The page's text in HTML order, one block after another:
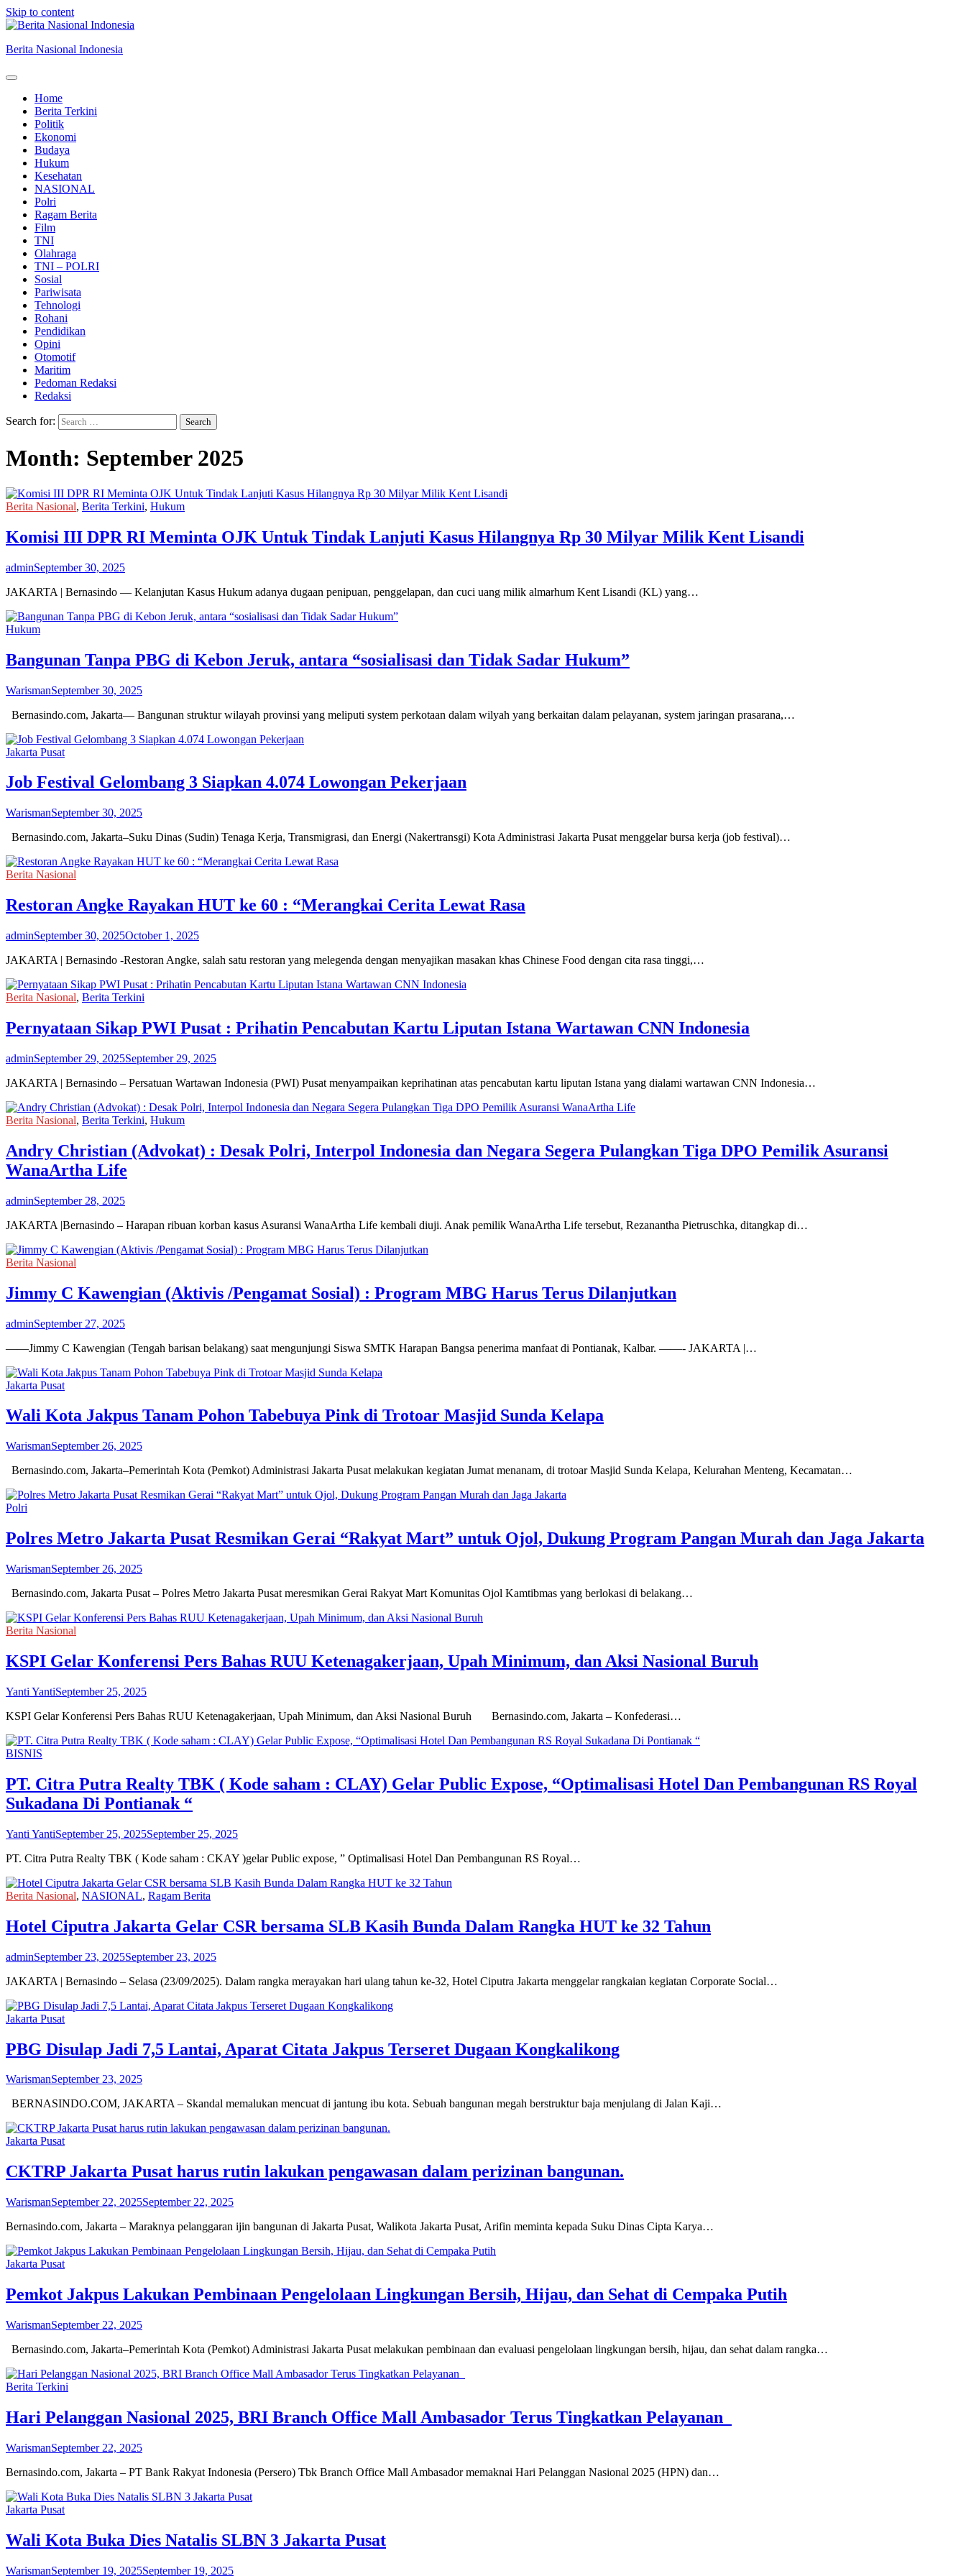
Skip to content
Berita Nasional Indonesia
Home
Berita Terkini
Politik
Ekonomi
Budaya
Hukum
Kesehatan
NASIONAL
Polri
Ragam Berita
Film
TNI
Olahraga
TNI – POLRI
Sosial
Pariwisata
Tehnologi
Rohani
Pendidikan
Opini
Otomotif
Maritim
Pedoman Redaksi
Redaksi
Search for:
Month: September 2025
Berita Nasional, Berita Terkini, Hukum
Komisi III DPR RI Meminta OJK Untuk Tindak Lanjuti Kasus Hilangnya Rp 30 Milyar Milik Kent Lisandi
adminSeptember 30, 2025
JAKARTA | Bernasindo — Kelanjutan Kasus Hukum adanya dugaan penipuan, penggelapan, dan cuci uang milik almarhum Kent Lisandi (KL) yang…
Hukum
Bangunan Tanpa PBG di Kebon Jeruk, antara “sosialisasi dan Tidak Sadar Hukum”
WarismanSeptember 30, 2025
Bernasindo.com, Jakarta— Bangunan struktur wilayah provinsi yang meliputi system perkotaan dalam wilyah yang berkaitan dalam pelayanan, system jaringan prasarana,…
Jakarta Pusat
Job Festival Gelombang 3 Siapkan 4.074 Lowongan Pekerjaan
WarismanSeptember 30, 2025
Bernasindo.com, Jakarta–Suku Dinas (Sudin) Tenaga Kerja, Transmigrasi, dan Energi (Nakertransgi) Kota Administrasi Jakarta Pusat menggelar bursa kerja (job festival)…
Berita Nasional
Restoran Angke Rayakan HUT ke 60 : “Merangkai Cerita Lewat Rasa
adminSeptember 30, 2025October 1, 2025
JAKARTA | Bernasindo -Restoran Angke, salah satu restoran yang melegenda dengan menyajikan masakan khas Chinese Food dengan cita rasa tinggi,…
Berita Nasional, Berita Terkini
Pernyataan Sikap PWI Pusat : Prihatin Pencabutan Kartu Liputan Istana Wartawan CNN Indonesia
adminSeptember 29, 2025September 29, 2025
JAKARTA | Bernasindo – Persatuan Wartawan Indonesia (PWI) Pusat menyampaikan keprihatinan atas pencabutan kartu liputan Istana yang dialami wartawan CNN Indonesia…
Berita Nasional, Berita Terkini, Hukum
Andry Christian (Advokat) : Desak Polri, Interpol Indonesia dan Negara Segera Pulangkan Tiga DPO Pemilik Asuransi
WanaArtha Life
adminSeptember 28, 2025
JAKARTA |Bernasindo – Harapan ribuan korban kasus Asuransi WanaArtha Life kembali diuji. Anak pemilik WanaArtha Life tersebut, Rezanantha Pietruschka, ditangkap di…
Berita Nasional
Jimmy C Kawengian (Aktivis /Pengamat Sosial) : Program MBG Harus Terus Dilanjutkan
adminSeptember 27, 2025
——Jimmy C Kawengian (Tengah barisan belakang) saat mengunjungi Siswa SMTK Harapan Bangsa penerima manfaat di Pontianak, Kalbar. ——- JAKARTA |…
Jakarta Pusat
Wali Kota Jakpus Tanam Pohon Tabebuya Pink di Trotoar Masjid Sunda Kelapa
WarismanSeptember 26, 2025
Bernasindo.com, Jakarta–Pemerintah Kota (Pemkot) Administrasi Jakarta Pusat melakukan kegiatan Jumat menanam, di trotoar Masjid Sunda Kelapa, Kelurahan Menteng, Kecamatan…
Polri
Polres Metro Jakarta Pusat Resmikan Gerai “Rakyat Mart” untuk Ojol, Dukung Program Pangan Murah dan Jaga Jakarta
WarismanSeptember 26, 2025
Bernasindo.com, Jakarta Pusat – Polres Metro Jakarta Pusat meresmikan Gerai Rakyat Mart Komunitas Ojol Kamtibmas yang berlokasi di belakang…
Berita Nasional
KSPI Gelar Konferensi Pers Bahas RUU Ketenagakerjaan, Upah Minimum, dan Aksi Nasional Buruh
Yanti YantiSeptember 25, 2025
KSPI Gelar Konferensi Pers Bahas RUU Ketenagakerjaan, Upah Minimum, dan Aksi Nasional Buruh Bernasindo.com, Jakarta – Konfederasi…
BISNIS
PT. Citra Putra Realty TBK ( Kode saham : CLAY) Gelar Public Expose, “Optimalisasi Hotel Dan Pembangunan RS Royal
Sukadana Di Pontianak “
Yanti YantiSeptember 25, 2025September 25, 2025
PT. Citra Putra Realty TBK ( Kode saham : CKAY )gelar Public expose, ” Optimalisasi Hotel Dan Pembangunan RS Royal…
Berita Nasional, NASIONAL, Ragam Berita
Hotel Ciputra Jakarta Gelar CSR bersama SLB Kasih Bunda Dalam Rangka HUT ke 32 Tahun
adminSeptember 23, 2025September 23, 2025
JAKARTA | Bernasindo – Selasa (23/09/2025). Dalam rangka merayakan hari ulang tahun ke-32, Hotel Ciputra Jakarta menggelar rangkaian kegiatan Corporate Social…
Jakarta Pusat
PBG Disulap Jadi 7,5 Lantai, Aparat Citata Jakpus Terseret Dugaan Kongkalikong
WarismanSeptember 23, 2025
BERNASINDO.COM, JAKARTA – Skandal memalukan mencuat di jantung ibu kota. Sebuah bangunan megah berstruktur baja menjulang di Jalan Kaji…
Jakarta Pusat
CKTRP Jakarta Pusat harus rutin lakukan pengawasan dalam perizinan bangunan.
WarismanSeptember 22, 2025September 22, 2025
Bernasindo.com, Jakarta – Maraknya pelanggaran ijin bangunan di Jakarta Pusat, Walikota Jakarta Pusat, Arifin meminta kepada Suku Dinas Cipta Karya…
Jakarta Pusat
Pemkot Jakpus Lakukan Pembinaan Pengelolaan Lingkungan Bersih, Hijau, dan Sehat di Cempaka Putih
WarismanSeptember 22, 2025
Bernasindo.com, Jakarta–Pemerintah Kota (Pemkot) Administrasi Jakarta Pusat melakukan pembinaan dan evaluasi pengelolaan lingkungan bersih, hijau, dan sehat dalam rangka…
Berita Terkini
Hari Pelanggan Nasional 2025, BRI Branch Office Mall Ambasador Terus Tingkatkan Pelayanan
WarismanSeptember 22, 2025
Bernasindo.com, Jakarta – PT Bank Rakyat Indonesia (Persero) Tbk Branch Office Mall Ambasador memaknai Hari Pelanggan Nasional 2025 (HPN) dan…
Jakarta Pusat
Wali Kota Buka Dies Natalis SLBN 3 Jakarta Pusat
WarismanSeptember 19, 2025September 19, 2025